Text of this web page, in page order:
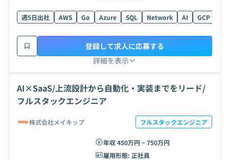
週5日出社 AWS Go Azure SQL Network AI GCP
詳細を表示
登録して求人に応募する
AI×SaaS/上流設計から自動化・実装までをリード/
フルスタックエンジニア
株式会社メイキップ フルスタックエンジニア
年収 450万円 ~ 750万円
雇用形態: 正社員